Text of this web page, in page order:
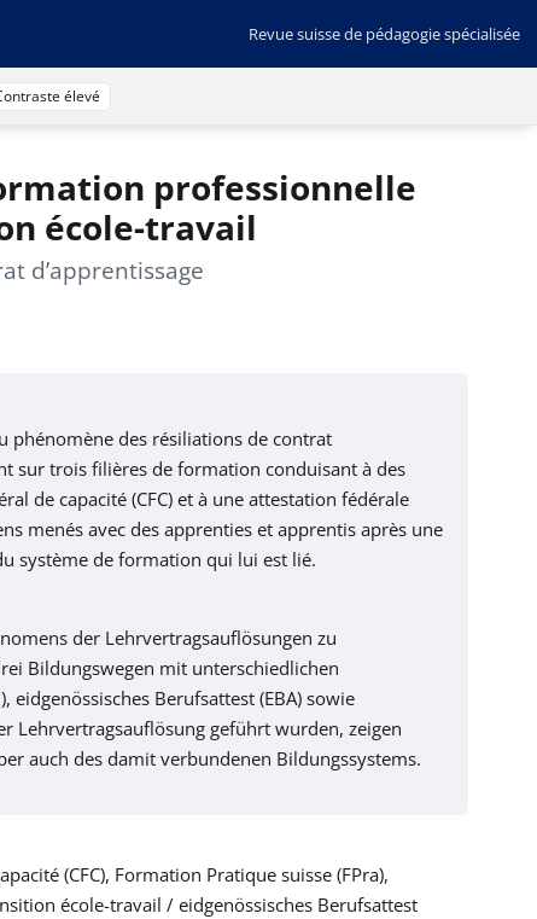
Revue suisse de pédagogie spécialisée
élevé
professionnelle
école-travail
d’apprentissage
phénomène des résiliations de contrat
sur trois filières de formation conduisant à des
de capacité (CFC) et à une attestation fédérale
menés avec des apprenties et apprentis après une
système de formation qui lui est lié.
der Lehrvertragsauflösungen zu
Bildungswegen mit unterschiedlichen
eidgenössisches Berufsattest (EBA) sowie
Lehrvertragsauflösung geführt wurden, zeigen
auch des damit verbundenen Bildungssystems.
(CFC), Formation Pratique suisse (FPra),
école-travail / eidgenössisches Berufsattest